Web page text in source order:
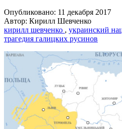
Опубликовано: 11 декабря 2017
Автор: Кирилл Шевченко
кирилл шевченко , украинский
трагедия галицких русинов